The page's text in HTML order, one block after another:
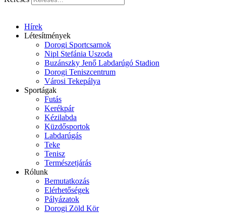
Hírek
Létesítmények
Dorogi Sportcsarnok
Nipl Stefánia Uszoda
Buzánszky Jenő Labdarúgó Stadion
Dorogi Teniszcentrum
Városi Tekepálya
Sportágak
Futás
Kerékpár
Kézilabda
Küzdősportok
Labdarúgás
Teke
Tenisz
Természetjárás
Rólunk
Bemutatkozás
Elérhetőségek
Pályázatok
Dorogi Zöld Kör